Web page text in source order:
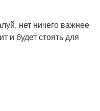
нет ничего важнее
и будет стоять для